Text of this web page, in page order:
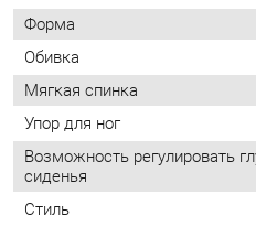
Возможность регулировать
сиденья
Стиль
Мягкое сиденье
Съемный чехол
ОТЗЫВЫ